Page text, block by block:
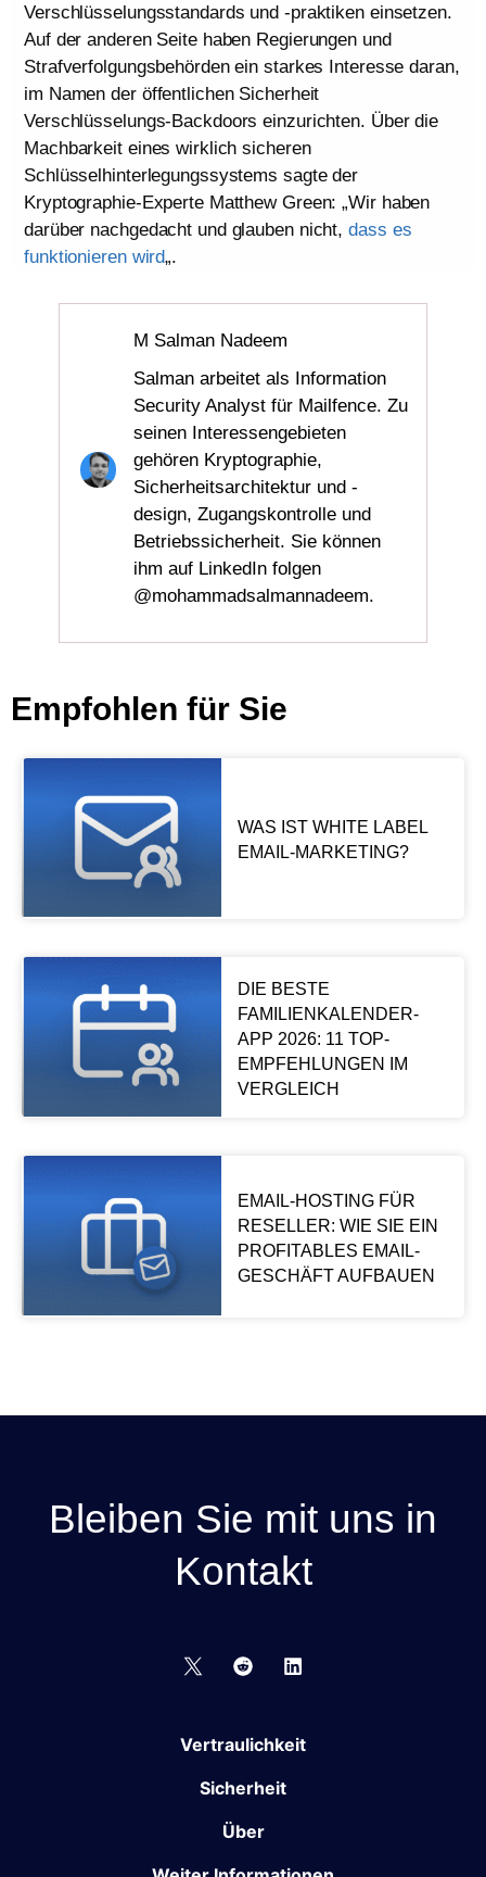
Verschlüsselungsstandards und -praktiken einsetzen.
Auf der anderen Seite haben Regierungen und
Strafverfolgungsbehörden ein starkes Interesse daran,
im Namen der öffentlichen Sicherheit
Verschlüsselungs-Backdoors einzurichten. Über die
Machbarkeit eines wirklich sicheren
Schlüsselhinterlegungssystems sagte der
Kryptographie-Experte Matthew Green: „Wir haben
darüber nachgedacht und glauben nicht,dass es
funktionieren wird„.
M Salman Nadeem
Salman arbeitet als Information
Security Analyst für Mailfence. Zu
seinen Interessengebieten
gehören Kryptographie,
Sicherheitsarchitektur und -
design, Zugangskontrolle und
Betriebssicherheit. Sie können
ihm auf LinkedIn folgen
@mohammadsalmannadeem.
Empfohlen für Sie
WAS IST WHITE LABEL
EMAIL-MARKETING?
DIE BESTE
FAMILIENKALENDER-
APP 2026: 11 TOP-
EMPFEHLUNGEN IM
VERGLEICH
EMAIL-HOSTING FÜR
RESELLER: WIE SIE EIN
PROFITABLES EMAIL-
GESCHÄFT AUFBAUEN
Bleiben Sie mit uns in
Kontakt
Vertraulichkeit
Sicherheit
Über